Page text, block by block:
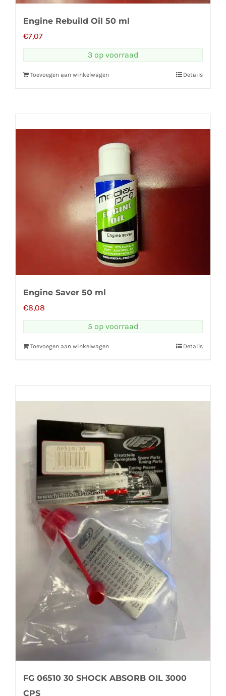
Engine Rebuild Oil 50 ml
€7,07
3 op voorraad
Toevoegen aan winkelwagen Details
Engine Saver 50 ml
€8,08
5 op voorraad
Toevoegen aan winkelwagen Details
FG 06510 30 SHOCK ABSORB OIL 3000
CPS